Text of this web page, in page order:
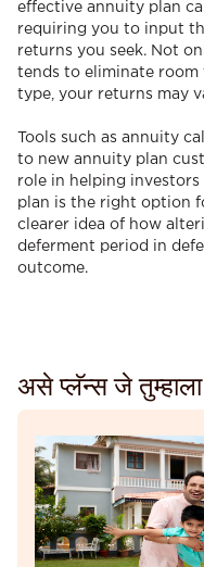
effective annuity plan
requiring you to input
returns you seek. Not
tends to eliminate room
type, your returns may
Tools such as annuity
to new annuity plan
role in helping
plan is the right option
clearer idea of how
deferment period in
outcome.
असे प्लॅन्स जे